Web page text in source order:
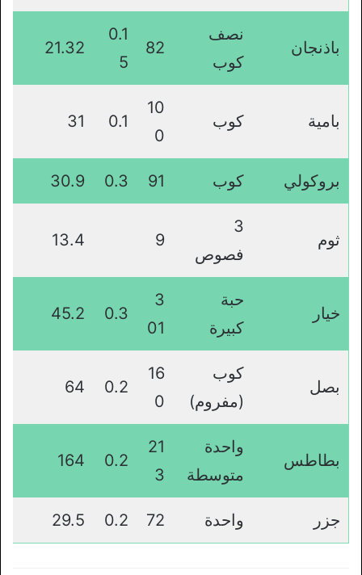
باذنجان
نصف
كوب
82
0.1
5
21.32
بامية كوب
10
0
0.1
31
بروكولي كوب 91
0.3
30.9
ثوم
3
فصوص
9
13.4
خيار
حبة
كبيرة
3
01
0.3
45.2
بصل
كوب
(مفروم)
16
0
0.2
64
بطاطس
واحدة
متوسطة
21
3
0.2
164
جزر واحدة 72
0.2
29.5